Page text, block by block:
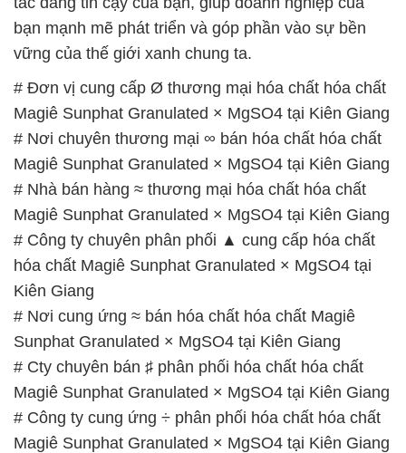
bạn mạnh mẽ phát triển và góp phần vào sự bền
vững của thế giới xanh chung ta.
# Đơn vị cung cấp Ø thương mại hóa chất hóa chất
Magiê Sunphat Granulated × MgSO4 tại Kiên Giang
# Nơi chuyên thương mại ∞ bán hóa chất hóa chất
Magiê Sunphat Granulated × MgSO4 tại Kiên Giang
# Nhà bán hàng ≈ thương mại hóa chất hóa chất
Magiê Sunphat Granulated × MgSO4 tại Kiên Giang
# Công ty chuyên phân phối ▲ cung cấp hóa chất
hóa chất Magiê Sunphat Granulated × MgSO4 tại
Kiên Giang
# Nơi cung ứng ≈ bán hóa chất hóa chất Magiê
Sunphat Granulated × MgSO4 tại Kiên Giang
# Cty chuyên bán ♯ phân phối hóa chất hóa chất
Magiê Sunphat Granulated × MgSO4 tại Kiên Giang
# Công ty cung ứng ÷ phân phối hóa chất hóa chất
Magiê Sunphat Granulated × MgSO4 tại Kiên Giang